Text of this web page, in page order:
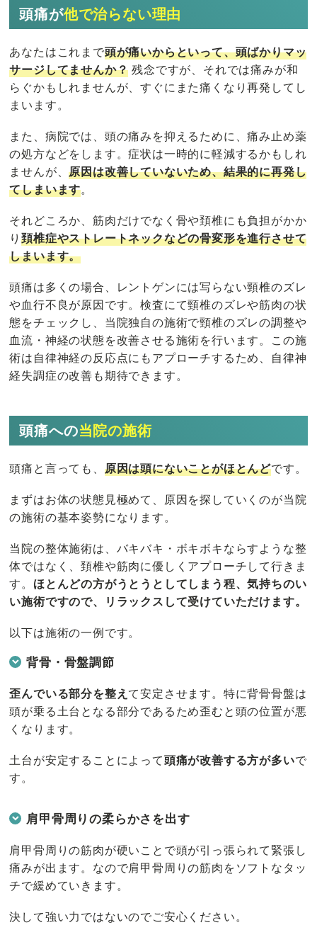
頭痛が他で治らない理由
あなたはこれまで頭が痛いからといって、頭ばかりマッ
サージしてませんか？ 残念ですが、それでは痛みが和
らぐかもしれませんが、すぐにまた痛くなり再発してし
まいます。
また、病院では、頭の痛みを抑えるために、痛み止め薬
の処方などをします。症状は一時的に軽減するかもしれ
ませんが、原因は改善していないため、結果的に再発し
てしまいます。
それどころか、筋肉だけでなく骨や頚椎にも負担がかか
り頚椎症やストレートネックなどの骨変形を進行させて
しまいます。
頭痛は多くの場合、レントゲンには写らない頸椎のズレ
や血行不良が原因です。検査にて頸椎のズレや筋肉の状
態をチェックし、当院独自の施術で頸椎のズレの調整や
血流・神経の状態を改善させる施術を行います。この施
術は自律神経の反応点にもアプローチするため、自律神
経失調症の改善も期待できます。
頭痛への当院の施術
頭痛と言っても、 原因は頭にないことがほとんどです。
まずはお体の状態見極めて、原因を探していくのが当院
の施術の基本姿勢になります。
当院の整体施術は、バキバキ・ボキボキならすような整
体ではなく、頚椎や筋肉に優しくアプローチして行きま
す。 ほとんどの方がうとうとしてしまう程、気持ちのい
い施術ですので、リラックスして受けていただけます。
以下は施術の一例です。
背骨・骨盤調節
歪んでいる部分を整え て安定させます。特に背骨骨盤は
頭が乗る土台となる部分であるため歪むと頭の位置が悪
くなります。
土台が安定することによって頭痛が改善する方が多いで
す。
肩甲骨周りの柔らかさを出す
肩甲骨周りの筋肉が硬いことで頭が引っ張られて緊張し
痛みが出ます。なので肩甲骨周りの筋肉をソフトなタッ
チで緩めていきます。
決して強い力ではないのでご安心ください。